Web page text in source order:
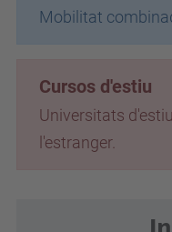
Mobilitat
Cursos d'estiu
Universitats
l'estranger.